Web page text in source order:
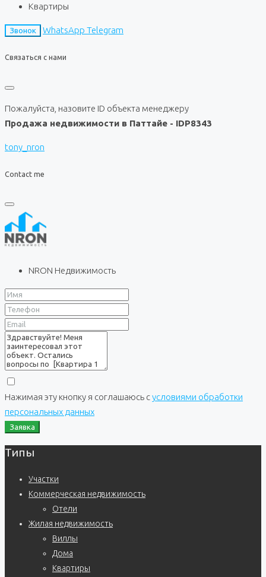
Квартиры
Звонок WhatsApp Telegram
Связаться с нами
Пожалуйста, назовите ID объекта менеджеру
Продажа недвижимости в Паттайе - IDP8343
tony_nron
Contact me
NRON Недвижимость
Нажимая эту кнопку я соглашаюсь сусловиями обработки
персональных данных
Заявка
Типы
Участки
Коммерческая недвижимость
Отели
Жилая недвижимость
Виллы
Дома
Квартиры